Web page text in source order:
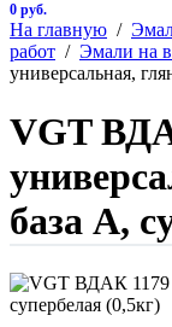
0 руб.
На главную /
работ / Эмали на
универсальная,
VGT
база А,